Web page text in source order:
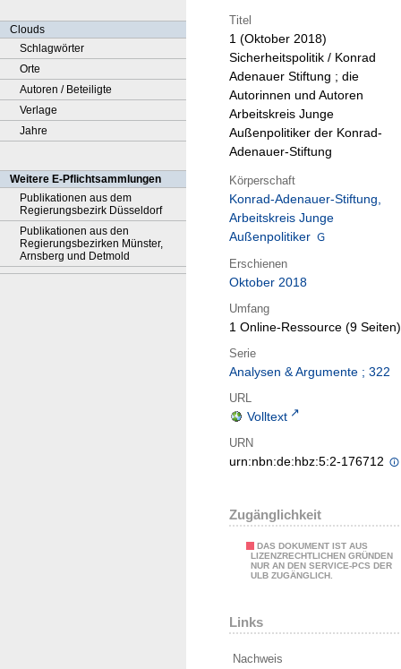
Clouds
Schlagwörter
Orte
Autoren / Beteiligte
Verlage
Jahre
Weitere E-Pflichtsammlungen
Publikationen aus dem
Regierungsbezirk Düsseldorf
Publikationen aus den
Regierungsbezirken Münster,
Arnsberg und Detmold
Titel
1 (Oktober 2018)
Sicherheitspolitik / Konrad
Adenauer Stiftung ; die
Autorinnen und Autoren
Arbeitskreis Junge
Außenpolitiker der Konrad-
Adenauer-Stiftung
Körperschaft
Konrad-Adenauer-Stiftung,
Arbeitskreis Junge
Außenpolitiker
Erschienen
Oktober 2018
Umfang
1 Online-Ressource (9 Seiten)
Serie
Analysen & Argumente ; 322
URL
Volltext
URN
urn:nbn:de:hbz:5:2-176712
Zugänglichkeit
DAS DOKUMENT IST AUS
LIZENZRECHTLICHEN GRÜNDEN
NUR AN DEN SERVICE-PCS DER
ULB ZUGÄNGLICH.
Links
Nachweis